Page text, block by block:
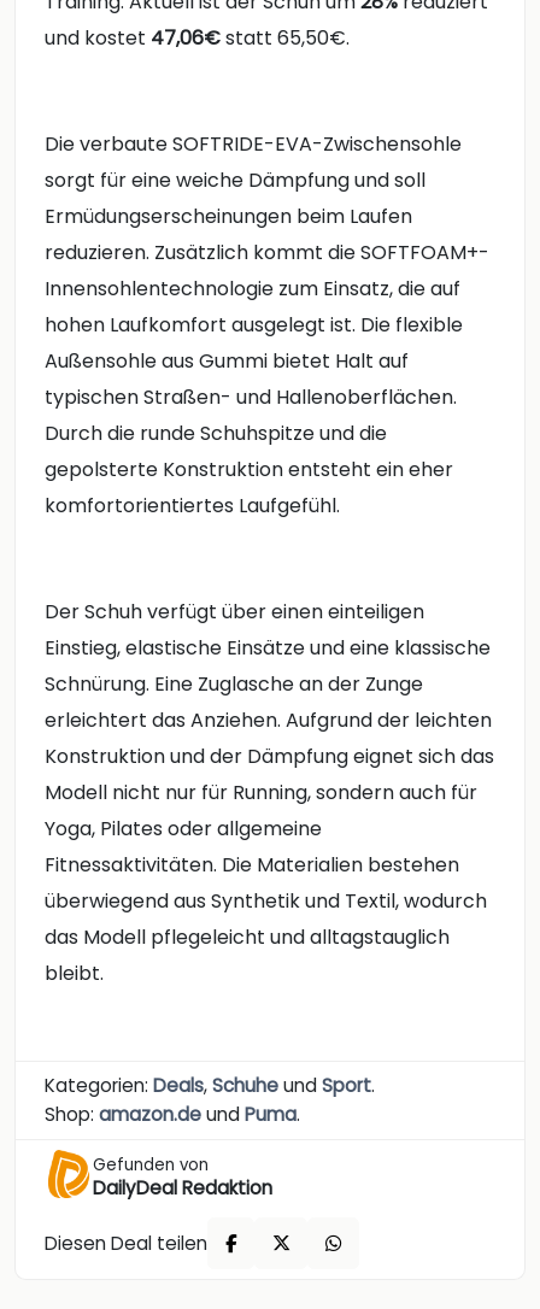
und kostet 47,06€statt 65,50€.
Die verbaute SOFTRIDE-EVA-Zwischensohle
sorgt für eine weiche Dämpfung und soll
Ermüdungserscheinungen beim Laufen
reduzieren. Zusätzlich kommt die SOFTFOAM+-
Innensohlentechnologie zum Einsatz, die auf
hohen Laufkomfort ausgelegt ist. Die flexible
Außensohle aus Gummi bietet Halt auf
typischen Straßen- und Hallenoberflächen.
Durch die runde Schuhspitze und die
gepolsterte Konstruktion entsteht ein eher
komfortorientiertes Laufgefühl.
Der Schuh verfügt über einen einteiligen
Einstieg, elastische Einsätze und eine klassische
Schnürung. Eine Zuglasche an der Zunge
erleichtert das Anziehen. Aufgrund der leichten
Konstruktion und der Dämpfung eignet sich das
Modell nicht nur für Running, sondern auch für
Yoga, Pilates oder allgemeine
Fitnessaktivitäten. Die Materialien bestehen
überwiegend aus Synthetik und Textil, wodurch
das Modell pflegeleicht und alltagstauglich
bleibt.
Kategorien: Deals,SchuheundSport.
Shop: amazon.deundPuma.
Gefunden von
DailyDeal Redaktion
Diesen Deal teilen